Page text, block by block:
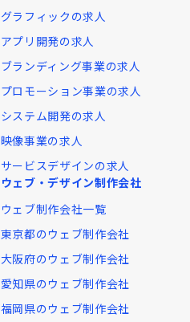
グラフィックの求人
アプリ開発の求人
ブランディング事業の求人
プロモーション事業の求人
システム開発の求人
映像事業の求人
サービスデザインの求人
ウェブ・デザイン制作会社
ウェブ制作会社一覧
東京都のウェブ制作会社
大阪府のウェブ制作会社
愛知県のウェブ制作会社
福岡県のウェブ制作会社